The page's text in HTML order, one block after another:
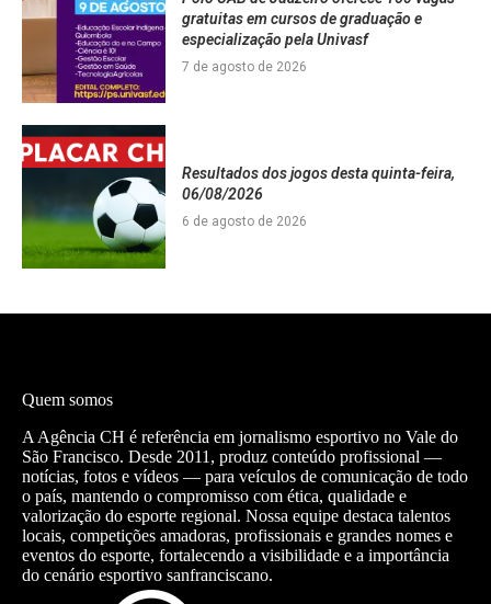
gratuitas em cursos de graduação e
especialização pela Univasf
7 de agosto de 2026
Resultados dos jogos desta quinta-feira,
06/08/2026
6 de agosto de 2026
Quem somos
A Agência CH é referência em jornalismo esportivo no Vale do
São Francisco. Desde 2011, produz conteúdo profissional —
notícias, fotos e vídeos — para veículos de comunicação de todo
o país, mantendo o compromisso com ética, qualidade e
valorização do esporte regional. Nossa equipe destaca talentos
locais, competições amadoras, profissionais e grandes nomes e
eventos do esporte, fortalecendo a visibilidade e a importância
do cenário esportivo sanfranciscano.